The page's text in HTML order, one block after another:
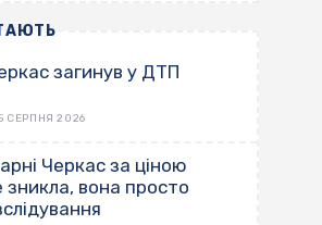
загинув у ДТП
СЕРПНЯ 2026
Черкас за ціною
зникла, вона просто